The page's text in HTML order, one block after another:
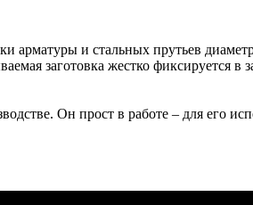
арматуры и стальных прутьев
заготовка жестко фиксируется
Он прост в работе – для его